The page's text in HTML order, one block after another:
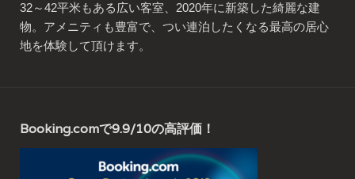
32～42平米もある広い客室、2020年に新築した綺麗な建
物。アメニティも豊富で、つい連泊したくなる最高の居心
地を体験して頂けます。
Booking.comで9.9/10の高評価！